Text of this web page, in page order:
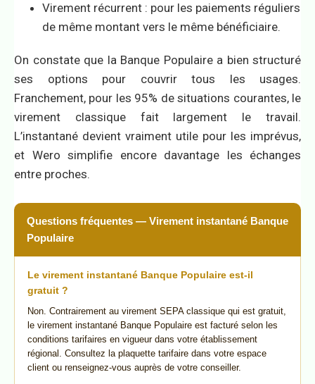
Virement récurrent : pour les paiements réguliers
de même montant vers le même bénéficiaire.
On constate que la Banque Populaire a bien structuré
ses options pour couvrir tous les usages.
Franchement, pour les 95% de situations courantes, le
virement classique fait largement le travail.
L’instantané devient vraiment utile pour les imprévus,
et Wero simplifie encore davantage les échanges
entre proches.
Questions fréquentes — Virement instantané Banque
Populaire
Le virement instantané Banque Populaire est-il
gratuit ?
Non. Contrairement au virement SEPA classique qui est gratuit,
le virement instantané Banque Populaire est facturé selon les
conditions tarifaires en vigueur dans votre établissement
régional. Consultez la plaquette tarifaire dans votre espace
client ou renseignez-vous auprès de votre conseiller.